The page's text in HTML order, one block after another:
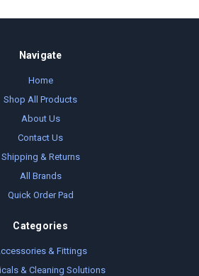
Navigate
Home
Shop All Products
About Us
Contact Us
Shipping & Returns
All Brands
Quick Order Pad
Categories
& Fittings
& Cleaning Solutions